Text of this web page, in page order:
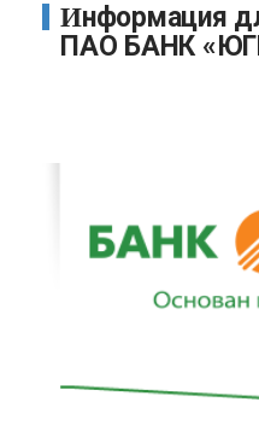
Информация для вкладчиков
ПАО БАНК